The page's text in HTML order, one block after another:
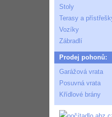
Stoly
Terasy a
Vozíky
Zábradlí
Prodej pohonů:
Garážová vrata
Posuvná vrata
Křídlové brány